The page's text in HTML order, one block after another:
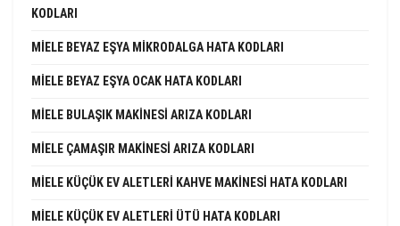
KODLARI
MIELE BEYAZ EŞYA MIKRODALGA HATA KODLARI
MIELE BEYAZ EŞYA OCAK HATA KODLARI
MIELE BULAŞIK MAKINESI ARIZA KODLARI
MIELE ÇAMAŞIR MAKINESI ARIZA KODLARI
MIELE KÜÇÜK EV ALETLERI KAHVE MAKINESI HATA KODLARI
MIELE KÜÇÜK EV ALETLERI ÜTÜ HATA KODLARI